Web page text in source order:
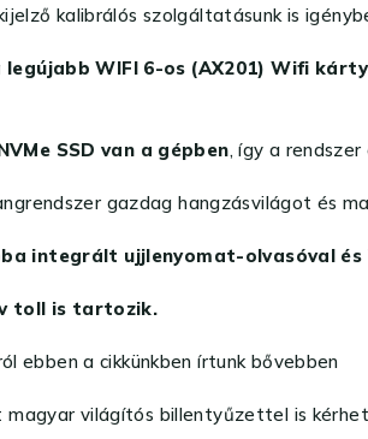
kalibrálós szolgáltatásunk is
WIFI 6-os (AX201) Wifi
SSD van a gépben, így a
gazdag hangzásvilágot és
integrált ujjlenyomat-olvasóval
toll is tartozik.
ebben a cikkünkben írtunk bővebben
magyar világítós billentyűzettel is